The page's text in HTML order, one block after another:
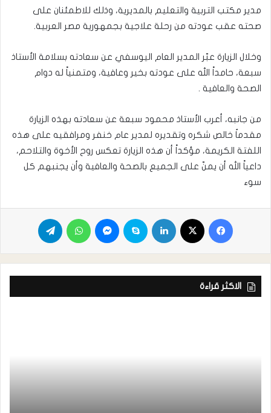
مدير مكتب التربية والتعليم بالمديرية، وذلك للاطمئنان على
صحته عقب عودته من رحلة علاجية بجمهورية مصر العربية.
وخلال الزيارة عبّر المدير العام اليوسفي عن سعادته بسلامة الأستاذ
سبعة، حامداً الله على عودته بخير وعافية، ومتمنياً له دوام
الصحة والعافية .
من جانبه، أعرب الأستاذ محمود سبعة عن سعادته بهذه الزيارة
مقدماُ خالص شكره وتقديره لمدير عام خنفر ومرافقيه على هذه
اللفتة الكريمة، مؤكداً أن هذه الزيارة تعكس روح الأخوة والتلاحم،
داعياً الله أن يمنّ على الجميع بالصحة والعافية وأن يجنبهم كل
سوء
الاكثر قراءة